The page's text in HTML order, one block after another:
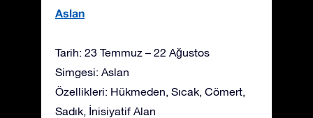
Aslan
Tarih: 23 Temmuz – 22 Ağustos
Simgesi: Aslan
Özellikleri: Hükmeden, Sıcak, Cömert,
Sadık, İnisiyatif Alan